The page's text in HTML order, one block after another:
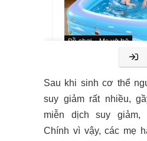
Sau khi sinh cơ thể
suy giảm rất nhiều,
miễn dịch suy giảm,
Chính vì vậy, các mẹ